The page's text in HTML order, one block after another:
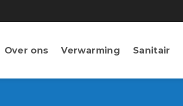
Over ons Verwarming Sanitair